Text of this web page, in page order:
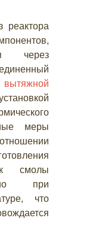
реактора
через
вытяжной
меры
смолы
при
что